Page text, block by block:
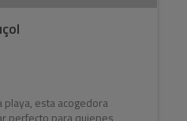
esta acogedora
perfecto para quienes